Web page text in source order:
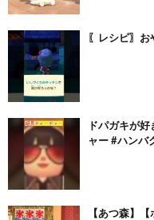
〖レシピ〗
ドパガキが
ャー #ハンバ
【あつ森】